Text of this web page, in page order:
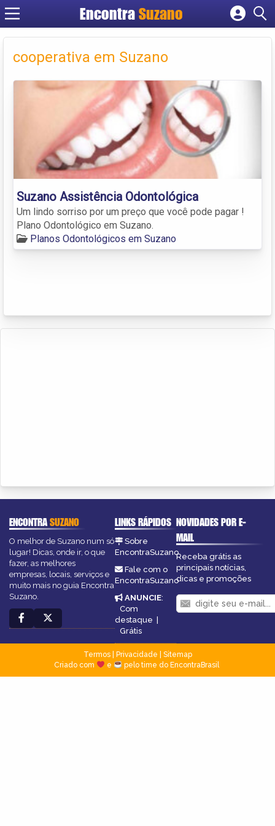
EncontraSuzano
Cadastrar empresa
Criar conta
cooperativa em Suzano
Suzano Assistência Odontológica
Um lindo sorriso por um preço que você pode pagar !
Plano Odontológico em Suzano.
Planos Odontológicos em Suzano
ENCONTRASUZANO
O melhor de Suzano num só
lugar! Dicas, onde ir, o que
fazer, as melhores
empresas, locais, serviços e
muito mais no guia Encontra
Suzano.
LINKS RÁPIDOS
Sobre
EncontraSuzano
Fale com o
EncontraSuzano
ANUNCIE:
Com
destaque |
Grátis
NOVIDADES POR E-
MAIL
Receba grátis as
principais notícias,
dicas e promoções
Termos| Privacidade
Sitemap
Criado com
e pelo time do EncontraBrasil